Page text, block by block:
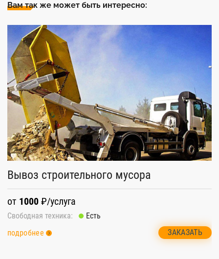
Вам так же может быть интересно:
Вывоз строительного мусора
от 1000 ₽/услуга
Свободная техника:
Есть
подробнее
ЗАКАЗАТЬ